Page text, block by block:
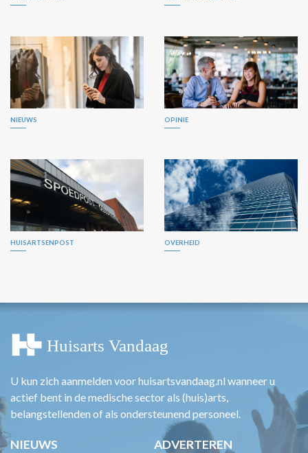
NIEUWS OPINIE
HUISARTSENPOST OVERHEID
U kun zich aanmelden voor huisartsvandaag.nl wanneer u
actief bent in de medische sector als (huis)arts,
belangstellenden of als ondersteunend personeel.
NIEUWS ADVERTEREN